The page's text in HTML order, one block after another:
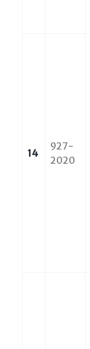
14
927-
2020